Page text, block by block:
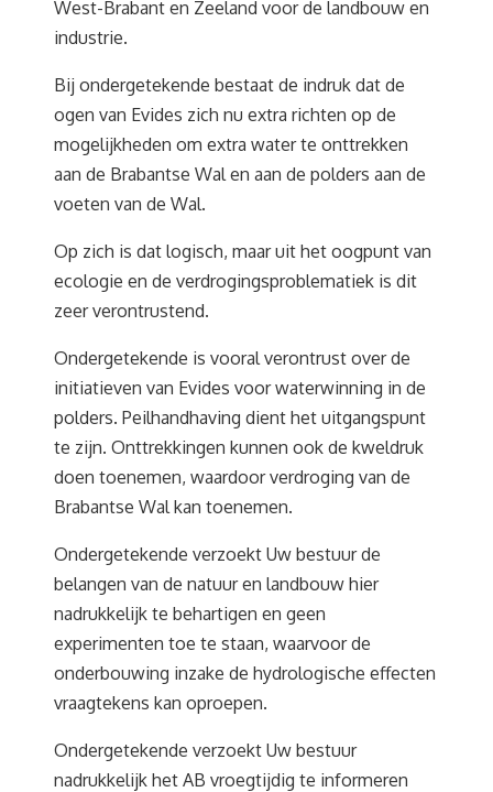
West-Brabant en Zeeland voor de landbouw en
industrie.
Bij ondergetekende bestaat de indruk dat de
ogen van Evides zich nu extra richten op de
mogelijkheden om extra water te onttrekken
aan de Brabantse Wal en aan de polders aan de
voeten van de Wal.
Op zich is dat logisch, maar uit het oogpunt van
ecologie en de verdrogingsproblematiek is dit
zeer verontrustend.
Ondergetekende is vooral verontrust over de
initiatieven van Evides voor waterwinning in de
polders. Peilhandhaving dient het uitgangspunt
te zijn. Onttrekkingen kunnen ook de kweldruk
doen toenemen, waardoor verdroging van de
Brabantse Wal kan toenemen.
Ondergetekende verzoekt Uw bestuur de
belangen van de natuur en landbouw hier
nadrukkelijk te behartigen en geen
experimenten toe te staan, waarvoor de
onderbouwing inzake de hydrologische effecten
vraagtekens kan oproepen.
Ondergetekende verzoekt Uw bestuur
nadrukkelijk het AB vroegtijdig te informeren